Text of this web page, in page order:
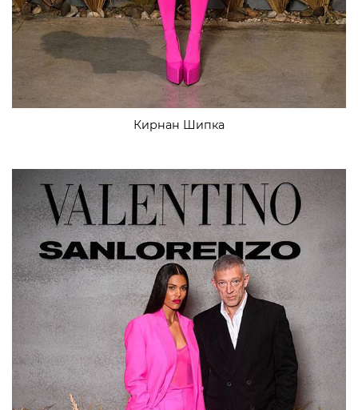
Кирнан Шипка